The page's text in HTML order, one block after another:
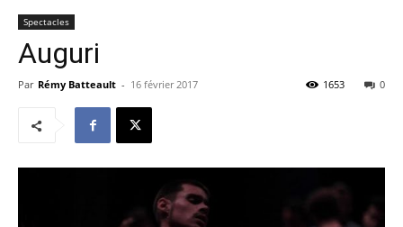
Spectacles
Auguri
Par Rémy Batteault - 16 février 2017 0
1653